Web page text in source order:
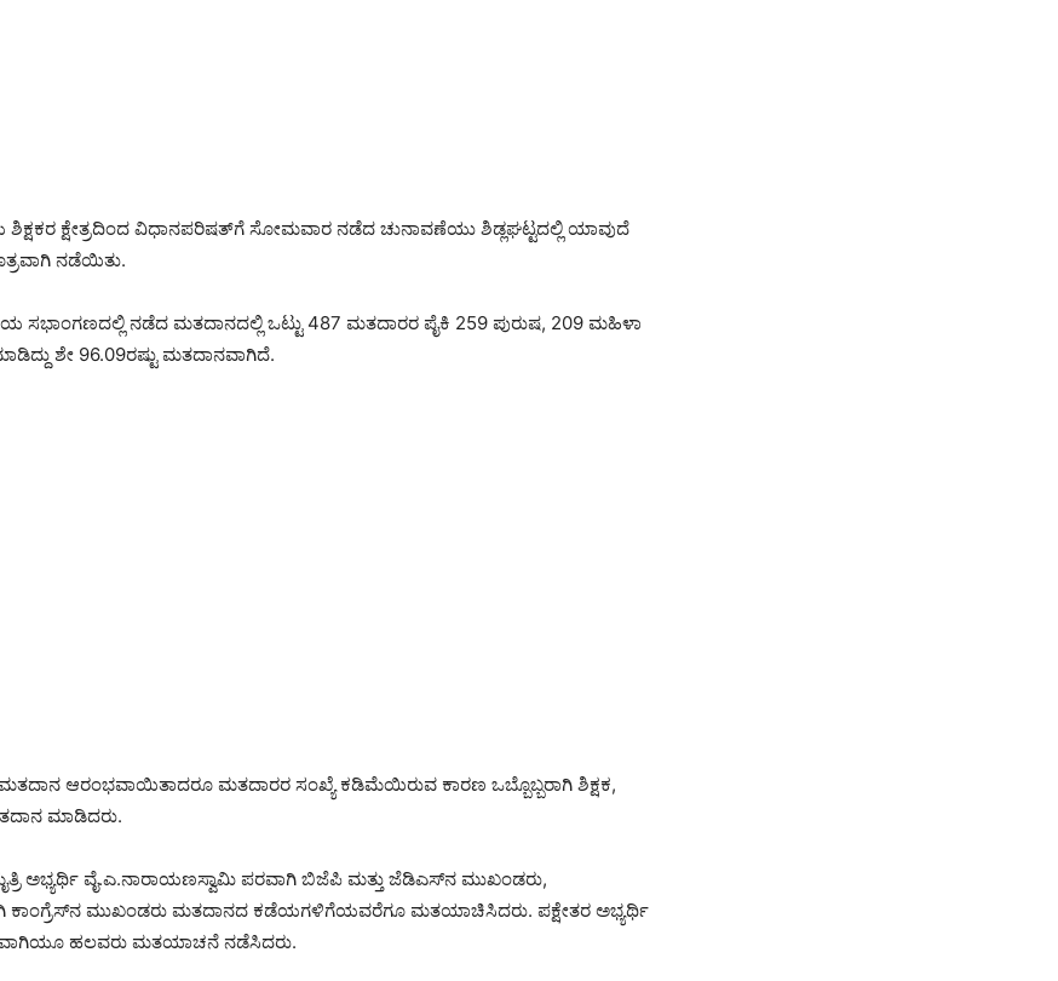
ಶಿಕ್ಷಕರ ಕ್ಷೇತ್ರದಿಂದ ವಿಧಾನಪರಿಷತ್‌ಗೆ ಸೋಮವಾರ ನಡೆದ ಚುನಾವಣೆಯು ಶಿಡ್ಲಘಟ್ಟದಲ್ಲಿ ಯಾವುದೆ
ನಡೆಯಿತು.
ಸಭಾಂಗಣದಲ್ಲಿ ನಡೆದ ಮತದಾನದಲ್ಲಿ ಒಟ್ಟು 487 ಮತದಾರರ ಪೈಕಿ 259 ಪುರುಷ, 209 ಮಹಿಳಾ
ಶೇ 96.09ರಷ್ಟು ಮತದಾನವಾಗಿದೆ.
ಆರಂಭವಾಯಿತಾದರೂ ಮತದಾರರ ಸಂಖ್ಯೆ ಕಡಿಮೆಯಿರುವ ಕಾರಣ ಒಬ್ಬೊಬ್ಬರಾಗಿ ಶಿಕ್ಷಕ,
ಮಾಡಿದರು.
ಅಭ್ಯರ್ಥಿ ವೈ.ಎ.ನಾರಾಯಣಸ್ವಾಮಿ ಪರವಾಗಿ ಬಿಜೆಪಿ ಮತ್ತು ಜೆಡಿಎಸ್‌ನ ಮುಖಂಡರು,
ಕಾಂಗ್ರೆಸ್‌ನ ಮುಖಂಡರು ಮತದಾನದ ಕಡೆಯಗಳಿಗೆಯವರೆಗೂ ಮತಯಾಚಿಸಿದರು. ಪಕ್ಷೇತರ ಅಭ್ಯರ್ಥಿ
ಹಲವರು ಮತಯಾಚನೆ ನಡೆಸಿದರು.